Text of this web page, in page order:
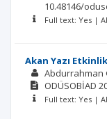
10.48146/
Full text: Yes |
Akan Yazı
Abdurrahman
ODÜSOBİAD
Full text: Yes |